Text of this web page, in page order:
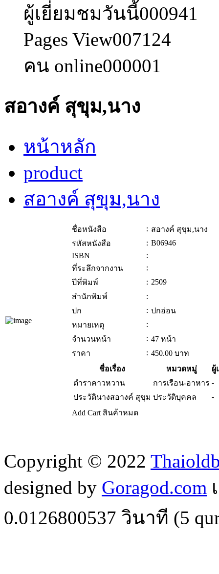
ผู้เยี่ยมชมวันนี้000941
Pages View007124
คน online000001
สอางค์ สุขุม,นาง
หน้าหลัก
product
สอางค์ สุขุม,นาง
ชื่อหนังสือ : สอางค์ สุขุม,นาง
รหัสหนังสือ
: B06946
ISBN
:
ที่ระลึกจากงาน
:
ปีที่พิมพ์
: 2509
สำนักพิมพ์
:
ปก
: ปกอ่อน
หมายเหตุ
:
จำนวนหน้า
: 47 หน้า
ราคา
: 450.00 บาท
ชื่อเรื่อง
หมวดหมู่
ผู้
ตำราคาวหวาน
การเรือน-อาหาร -
ประวัตินางสอางค์ สุขุม ประวัติบุคคล
-
Add Cart สินค้าหมด
Copyright © 2022
designed by Goragod.com
0.0126800537 วินาที (5